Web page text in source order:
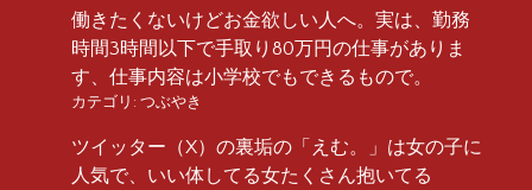
働きたくないけどお金欲しい人へ。実は、勤務
時間3時間以下で手取り80万円の仕事がありま
す、仕事内容は小学校でもできるもので。
カテゴリ: つぶやき
ツイッター（X）の裏垢の「えむ。」は女の子に
人気で、いい体してる女たくさん抱いてる